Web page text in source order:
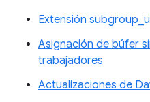
Extensión
Asignación de búfer
trabajadores
Actualizaciones de